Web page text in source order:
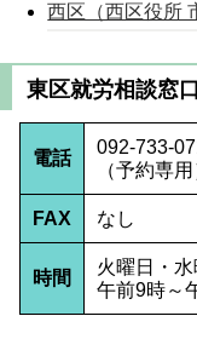
西区（西区役所
東区就労相談窓
電話
092-733-
（予約専用
FAX なし
時間
火曜日・
午前9時～